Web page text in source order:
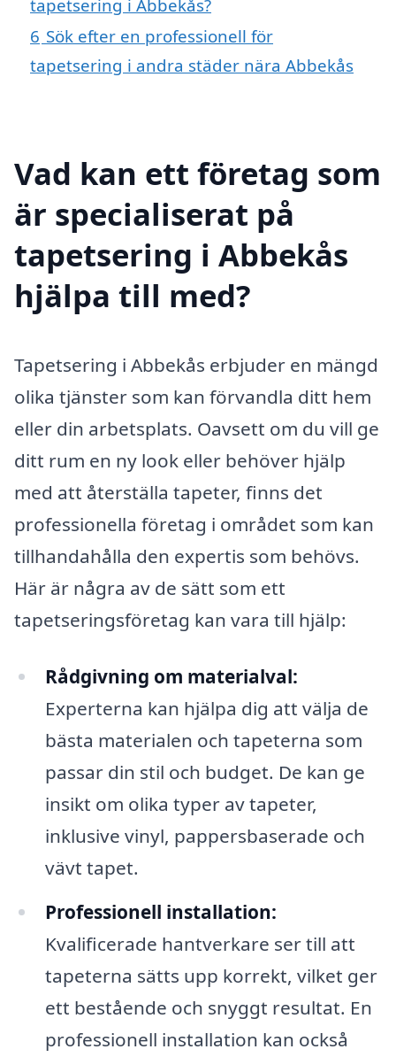
tapetsering i Abbekås?
6 Sök efter en professionell för
tapetsering i andra städer nära Abbekås
Vad kan ett företag som
är specialiserat på
tapetsering i Abbekås
hjälpa till med?
Tapetsering i Abbekås erbjuder en mängd
olika tjänster som kan förvandla ditt hem
eller din arbetsplats. Oavsett om du vill ge
ditt rum en ny look eller behöver hjälp
med att återställa tapeter, finns det
professionella företag i området som kan
tillhandahålla den expertis som behövs.
Här är några av de sätt som ett
tapetseringsföretag kan vara till hjälp:
Rådgivning om materialval:
Experterna kan hjälpa dig att välja de
bästa materialen och tapeterna som
passar din stil och budget. De kan ge
insikt om olika typer av tapeter,
inklusive vinyl, pappersbaserade och
vävt tapet.
Professionell installation:
Kvalificerade hantverkare ser till att
tapeterna sätts upp korrekt, vilket ger
ett bestående och snyggt resultat. En
professionell installation kan också